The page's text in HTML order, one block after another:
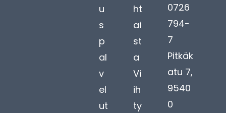
u
s
p
al
v
el
ut
ht
ai
st
a
Vi
ih
ty
0726
794-
7
Pitkäk
atu 7,
9540
0